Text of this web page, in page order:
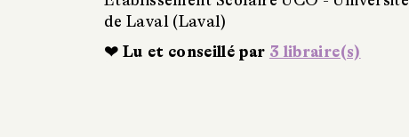
de Laval (Laval)
❤ Lu et conseillé par 3 libraire(s)